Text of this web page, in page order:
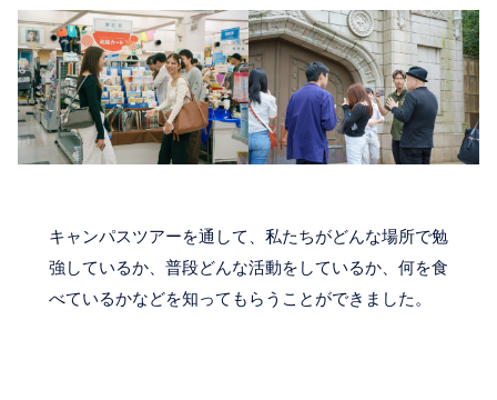
キャンパスツアーを通して、私たちがどんな場所で勉
強しているか、普段どんな活動をしているか、何を食
べているかなどを知ってもらうことができました。